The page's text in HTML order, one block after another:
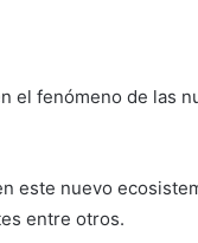
el fenómeno de las
este nuevo
entre otros.